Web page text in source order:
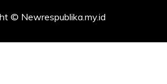
© Newrespublika.my.id